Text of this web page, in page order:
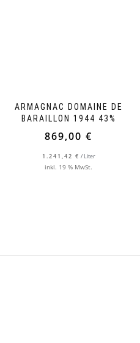
ARMAGNAC DOMAINE DE
BARAILLON 1944 43%
869,00 €
1.241,42 € / Liter
inkl. 19 % MwSt.